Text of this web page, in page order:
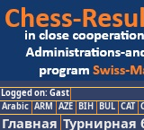
Logged on: Gast
Arabic ARM AZE BIH BUL CAT
Главная Турнирная